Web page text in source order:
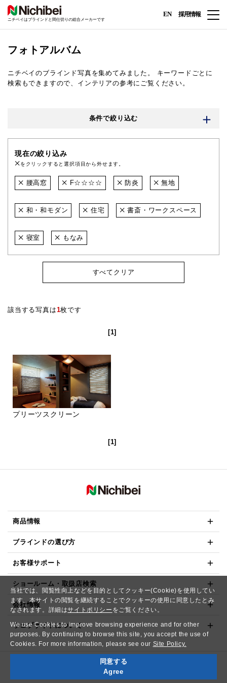
当社では、閲覧性向上などを目的としてクッキー(Cookie)を使用してい
ます。本サイトの閲覧を継続することでクッキーの使用に同意したとみ
なされます。詳細はサイトポリシー をご覧ください。
We use Cookies to improve browsing experience and for other
purposes. By continuing to browse this site, you accept the use of
Cookies. For more information, please see our Site Policy.
同意する
Agree
ニチベイはブラインドと間仕切りの総合メーカーです
EN 採用情報
フォトアルバム
ニチベイのブラインド写真を集めてみました。
キーワードごとに
検索もできますので、インテリアの参考にご覧ください。
条件で絞り込む
現在の絞り込み
をクリックすると選択項目から外せます。
腰高窓 F☆☆☆☆ 防炎 無地
和・和モダン 住宅 書斎・ワークスペース
寝室 もなみ
すべてクリア
該当する写真は1枚です
[1]
プリーツスクリーン
[1]
商品情報
ブラインドの選び方
お客様サポート
ショールーム・取扱店検索
会社情報
ウェブサイトについて
Copyright© NICHIBEI CO.,LTD. All Rights Reserved.